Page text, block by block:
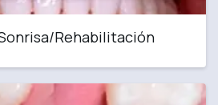
Rehabilitación